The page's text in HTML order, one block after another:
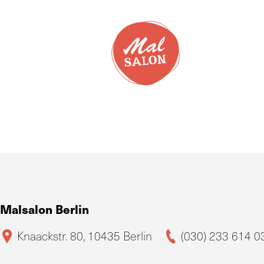
Malsalon Berlin
Knaackstr. 80, 10435 Berlin (030) 233 614